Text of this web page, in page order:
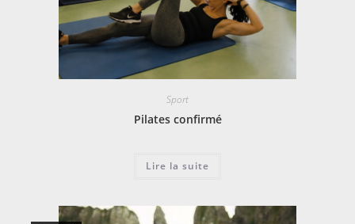
Sport
Pilates confirmé
Lire la suite